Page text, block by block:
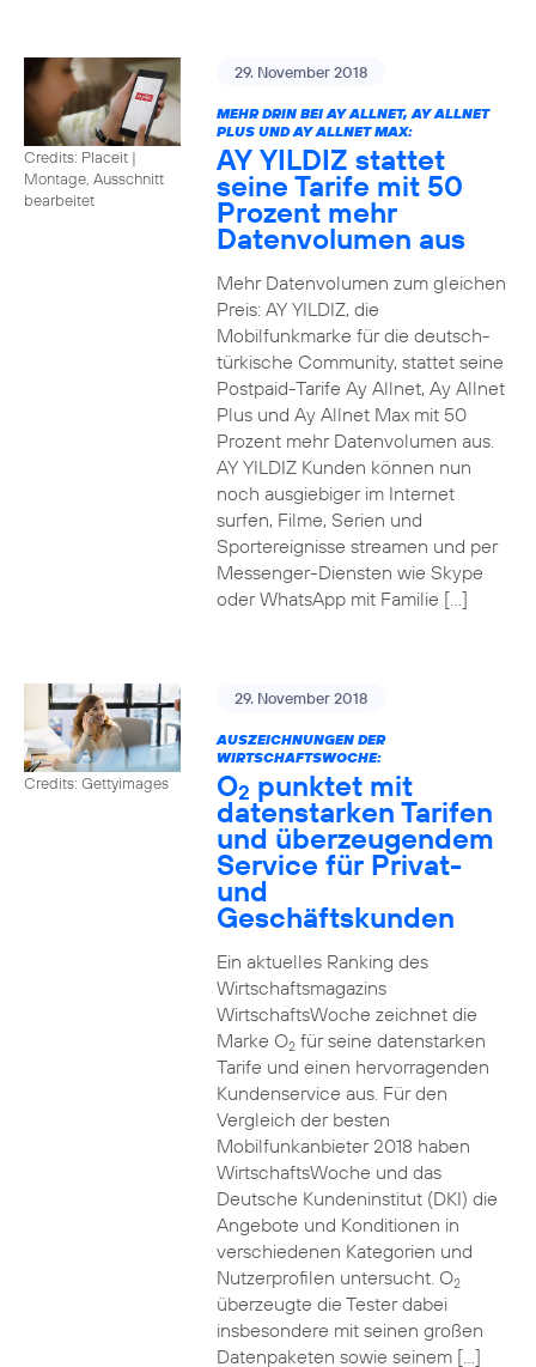
Credits: Placeit |
Montage, Ausschnitt
bearbeitet
29. November 2018
MEHR DRIN BEI AY ALLNET, AY ALLNET
PLUS UND AY ALLNET MAX:
AY YILDIZ stattet
seine Tarife mit 50
Prozent mehr
Datenvolumen aus
Mehr Datenvolumen zum gleichen
Preis: AY YILDIZ, die
Mobilfunkmarke für die deutsch-
türkische Community, stattet seine
Postpaid-Tarife Ay Allnet, Ay Allnet
Plus und Ay Allnet Max mit 50
Prozent mehr Datenvolumen aus.
AY YILDIZ Kunden können nun
noch ausgiebiger im Internet
surfen, Filme, Serien und
Sportereignisse streamen und per
Messenger-Diensten wie Skype
oder WhatsApp mit Familie […]
Credits: Gettyimages
29. November 2018
AUSZEICHNUNGEN DER
WIRTSCHAFTSWOCHE:
O2 punktet mit
datenstarken Tarifen
und überzeugendem
Service für Privat-
und
Geschäftskunden
Ein aktuelles Ranking des
Wirtschaftsmagazins
WirtschaftsWoche zeichnet die
Marke O2für seine datenstarken
Tarife und einen hervorragenden
Kundenservice aus. Für den
Vergleich der besten
Mobilfunkanbieter 2018 haben
WirtschaftsWoche und das
Deutsche Kundeninstitut (DKI) die
Angebote und Konditionen in
verschiedenen Kategorien und
Nutzerprofilen untersucht. O2
überzeugte die Tester dabei
insbesondere mit seinen großen
Datenpaketen sowie seinem […]